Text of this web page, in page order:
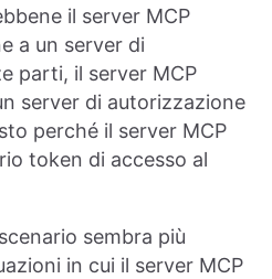
il server MCP
a un server di
parti, il server MCP
server di autorizzazione
perché il server MCP
token di accesso al
sembra più
in cui il server MCP